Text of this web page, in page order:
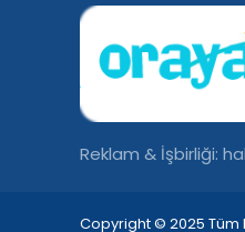
Reklam & İşbirliği:
Copyright © 2025 Tüm